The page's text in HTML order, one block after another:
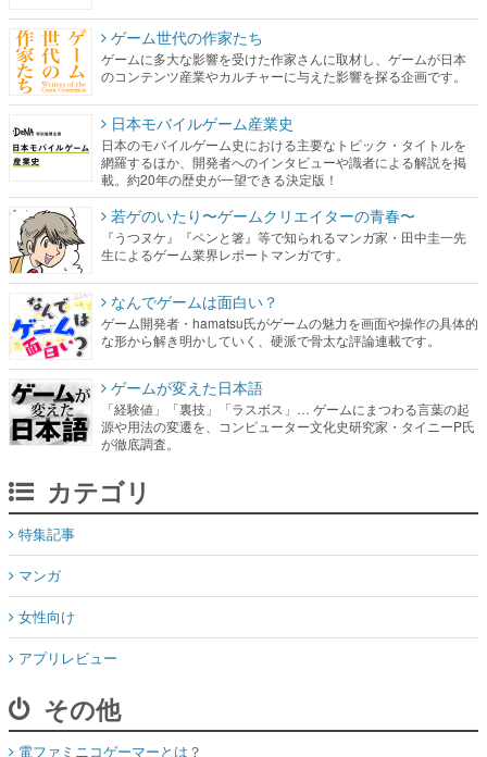
ゲーム世代の作家たち
ゲームに多大な影響を受けた作家さんに取材し、ゲームが日本
のコンテンツ産業やカルチャーに与えた影響を探る企画です。
日本モバイルゲーム産業史
日本のモバイルゲーム史における主要なトピック・タイトルを
網羅するほか、開発者へのインタビューや識者による解説を掲
載。約20年の歴史が一望できる決定版！
若ゲのいたり〜ゲームクリエイターの青春〜
『うつヌケ』『ペンと箸』等で知られるマンガ家・田中圭一先
生によるゲーム業界レポートマンガです。
なんでゲームは面白い？
ゲーム開発者・hamatsu氏がゲームの魅力を画面や操作の具体的
な形から解き明かしていく、硬派で骨太な評論連載です。
ゲームが変えた日本語
「経験値」「裏技」「ラスボス」… ゲームにまつわる言葉の起
源や用法の変遷を、コンピューター文化史研究家・タイニーP氏
が徹底調査。
カテゴリ
特集記事
マンガ
女性向け
アプリレビュー
その他
電ファミニコゲーマーとは？